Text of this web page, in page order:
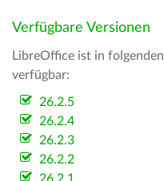
Verfügbare Versionen
LibreOffice ist in folgenden
verfügbar:
26.2.5
26.2.4
26.2.3
26.2.2